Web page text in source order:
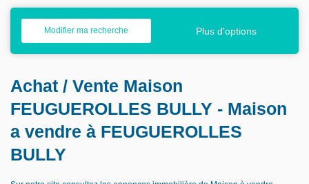
Acheter
Louer
Estimer
Nos services
Modifier ma recherche Plus d'options
Achat / Vente Maison
FEUGUEROLLES BULLY - Maison
a vendre à FEUGUEROLLES
BULLY